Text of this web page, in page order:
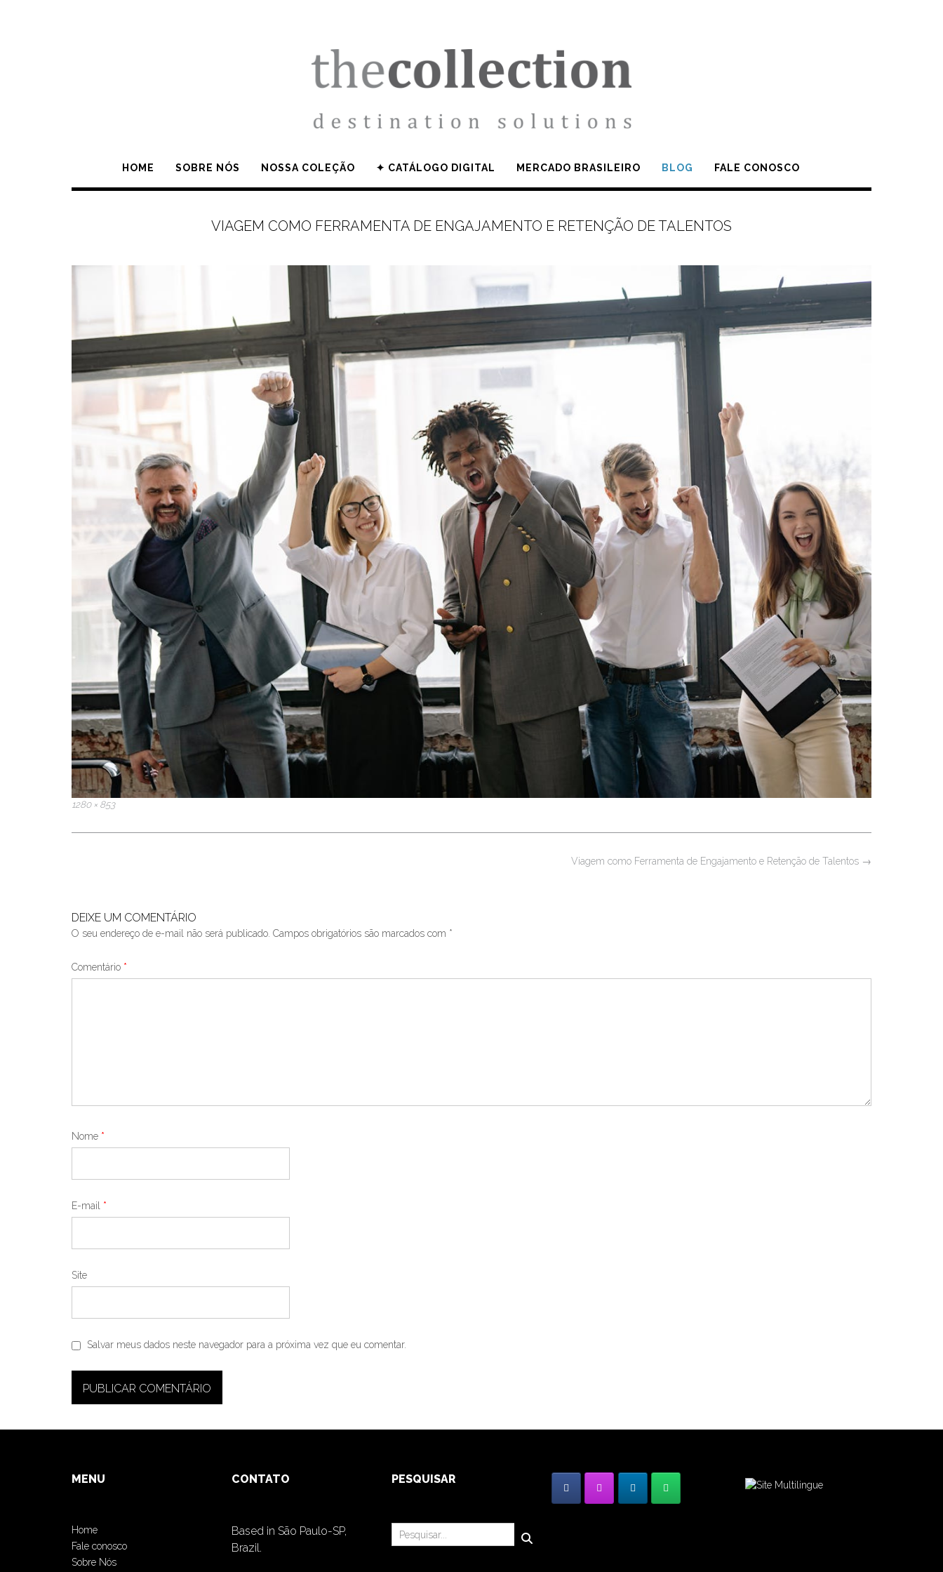
HOME SOBRE NÓS NOSSA COLEÇÃO ✦ CATÁLOGO DIGITAL MERCADO BRASILEIRO BLOG FALE CONOSCO
VIAGEM COMO FERRAMENTA DE ENGAJAMENTO E RETENÇÃO DE TALENTOS
Full
1280 × 853
Viagem como Ferramenta de Engajamento e Retenção de Talentos →
DEIXE UM COMENTÁRIO
O seu endereço de e-mail não será publicado. Campos obrigatórios são marcados com *
Comentário *
Nome *
E-mail *
Site
Salvar meus dados neste navegador para a próxima vez que eu comentar.
MENU
Home
Fale conosco
Sobre Nós
CONTATO
Based in São Paulo-SP,
Brazil.
PESQUISAR